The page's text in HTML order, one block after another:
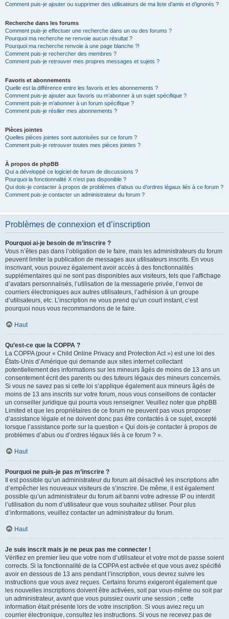
Comment puis-je ajouter ou supprimer des utilisateurs de ma liste d’amis et d’ignorés ?
Recherche dans les forums
Comment puis-je effectuer une recherche dans un ou des forums ?
Pourquoi ma recherche ne renvoie aucun résultat ?
Pourquoi ma recherche renvoie à une page blanche ?!
Comment puis-je rechercher des membres ?
Comment puis-je retrouver mes propres messages et sujets ?
Favoris et abonnements
Quelle est la différence entre les favoris et les abonnements ?
Comment puis-je ajouter aux favoris ou m’abonner à un sujet spécifique ?
Comment puis-je m’abonner à un forum spécifique ?
Comment puis-je résilier mes abonnements ?
Pièces jointes
Quelles pièces jointes sont autorisées sur ce forum ?
Comment puis-je retrouver toutes mes pièces jointes ?
À propos de phpBB
Qui a développé ce logiciel de forum de discussions ?
Pourquoi la fonctionnalité X n’est pas disponible ?
Qui dois-je contacter à propos de problèmes d’abus ou d’ordres légaux liés à ce forum ?
Comment puis-je contacter un administrateur du forum ?
Problèmes de connexion et d’inscription
Pourquoi ai-je besoin de m’inscrire ?
Vous n’êtes pas dans l’obligation de le faire, mais les administrateurs du forum
peuvent limiter la publication de messages aux utilisateurs inscrits. En vous
inscrivant, vous pouvez également avoir accès à des fonctionnalités
supplémentaires qui ne sont pas disponibles aux visiteurs, tels que l’affichage
d’avatars personnalisés, l’utilisation de la messagerie privée, l’envoi de
courriers électroniques aux autres utilisateurs, l’adhésion à un groupe
d’utilisateurs, etc. L’inscription ne vous prend qu’un court instant, c’est
pourquoi nous vous recommandons de le faire.
Haut
Qu’est-ce que la COPPA ?
La COPPA (pour « Child Online Privacy and Protection Act ») est une loi des
États-Unis d’Amérique qui demande aux sites internet collectant
potentiellement des informations sur les mineurs âgés de moins de 13 ans un
consentement écrit des parents ou des tuteurs légaux des mineurs concernés.
Si vous ne savez pas si cette loi s’applique également aux mineurs âgés de
moins de 13 ans inscrits sur votre forum, nous vous conseillons de contacter
un conseiller juridique qui pourra vous renseigner. Veuillez noter que phpBB
Limited et que les propriétaires de ce forum ne peuvent pas vous proposer
d’assistance légale et ne doivent donc pas être contactés à ce sujet, excepté
lorsque l’assistance porte sur la question « Qui dois-je contacter à propos de
problèmes d’abus ou d’ordres légaux liés à ce forum ? ».
Haut
Pourquoi ne puis-je pas m’inscrire ?
Il est possible qu’un administrateur du forum ait désactivé les inscriptions afin
d’empêcher les nouveaux visiteurs de s’inscrire. De même, il est également
possible qu’un administrateur du forum ait banni votre adresse IP ou interdit
l’utilisation du nom d’utilisateur que vous souhaitez utiliser. Pour plus
d’informations, veuillez contacter un administrateur du forum.
Haut
Je suis inscrit mais je ne peux pas me connecter !
Vérifiez en premier lieu que votre nom d’utilisateur et votre mot de passe soient
corrects. Si la fonctionnalité de la COPPA est activée et que vous avez spécifié
avoir en dessous de 13 ans pendant l’inscription, vous devrez suivre les
instructions que vous avez reçues. Certains forums exigeront également que
les nouvelles inscriptions doivent être activées, soit par vous-même ou soit par
un administrateur, avant que vous puissiez ouvrir une session ; cette
information était présente lors de votre inscription. Si vous aviez reçu un
courrier électronique, consultez les instructions. Si vous ne recevez pas de